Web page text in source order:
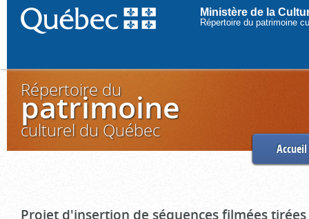
Ministère de la
Répertoire du patrimoine
Répertoire du
patrimoine
culturel du Québec
Accueil
Projet d'insertion de séquences filmées